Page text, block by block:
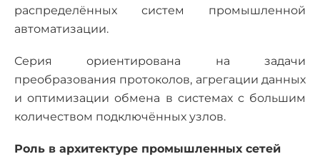
распределённых систем промышленной
автоматизации.
Серия ориентирована на задачи
преобразования протоколов, агрегации данных
и оптимизации обмена в системах с большим
количеством подключённых узлов.
Роль в архитектуре промышленных сетей